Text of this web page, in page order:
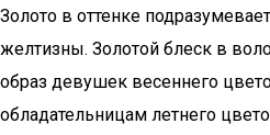
Золото в оттенке
желтизны. Золотой блеск в
образ девушек весеннего
обладательницам летнего